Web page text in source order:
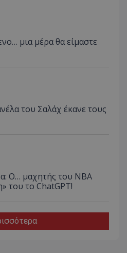
μια μέρα θα είμαστε
του Σαλάχ έκανε τους
Ο… μαχητής του NBA
του το ChatGPT!